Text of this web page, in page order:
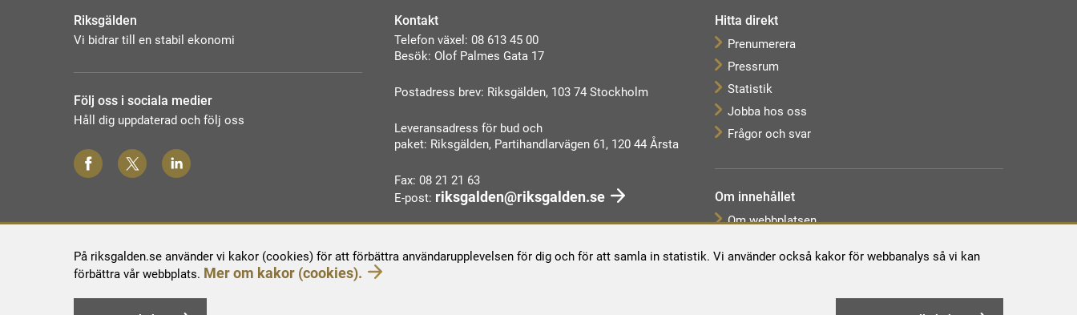
På riksgalden.se använder vi kakor (cookies) för att förbättra användarupplevelsen för dig och för att samla in statistik. Vi använder också kakor för webbanalys så vi kan
förbättra vår webbplats. Mer om kakor (cookies).
Riksgälden
Vi bidrar till en stabil ekonomi
Följ oss i sociala medier
Håll dig uppdaterad och följ oss
Kontakt
Telefon växel: 08 613 45 00
Besök: Olof Palmes Gata 17
Postadress brev: Riksgälden, 103 74 Stockholm
Leveransadress för bud och
paket: Riksgälden, Partihandlarvägen 61, 120 44 Årsta
Fax: 08 21 21 63
E-post: riksgalden@riksgalden.se
Hitta direkt
Prenumerera
Pressrum
Statistik
Jobba hos oss
Frågor och svar
Om innehållet
Om webbplatsen
Tillgänglighetsredogörelse